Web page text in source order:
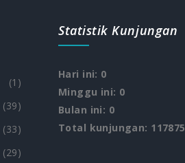
(1)
(39)
(33)
(29)
Statistik Kunjungan
Hari ini: 0
Minggu ini: 0
Bulan ini: 0
Total kunjungan: 117875